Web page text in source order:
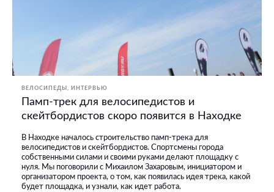
ВЕЛОСИПЕДЫ ИНТЕРВЬЮ
Памп-трек для велосипедистов и
скейтбордистов скоро появится в Находке
В Находке началось строительство памп-трека для
велосипедистов и скейтбордистов. Спортсмены города
собственными силами и своими руками делают площадку с
нуля. Мы поговорили с Михаилом Захаровым, инициатором и
организатором проекта, о том, как появилась идея трека, какой
будет площадка, и узнали, как идет работа.